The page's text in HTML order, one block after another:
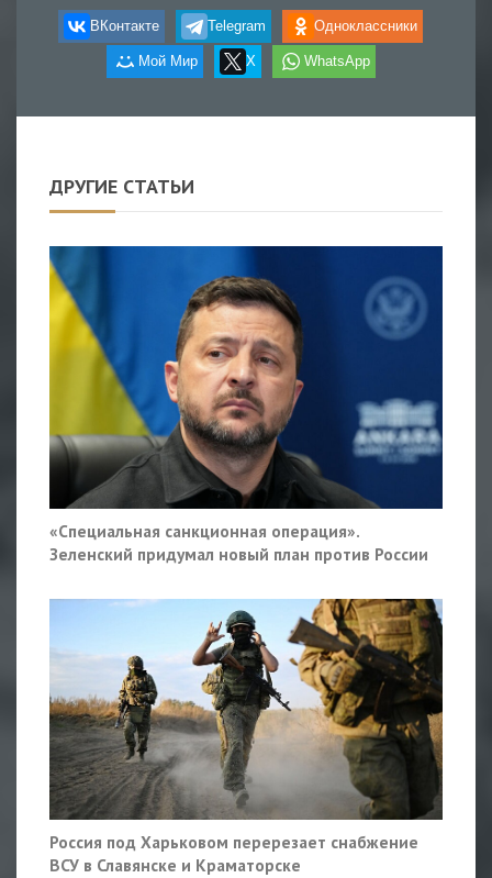
ВКонтакте Telegram Одноклассники
Мой Мир X WhatsApp
ДРУГИЕ СТАТЬИ
«Специальная санкционная операция».
Зеленский придумал новый план против России
Россия под Харьковом перерезает снабжение
ВСУ в Славянске и Краматорске